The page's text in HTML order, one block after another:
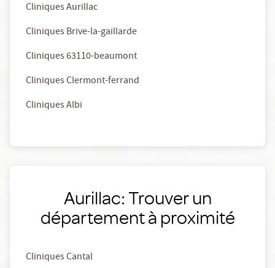
Cliniques Aurillac
Cliniques Brive-la-gaillarde
Cliniques 63110-beaumont
Cliniques Clermont-ferrand
Cliniques Albi
Aurillac: Trouver un
département à proximité
Cliniques Cantal